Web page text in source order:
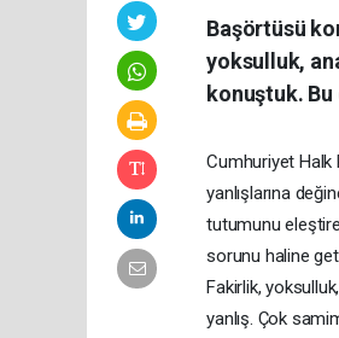
Başörtüsü
yoksulluk,
konuştuk.
Cumhuriyet Halk
yanlışlarına
tutumunu
sorunu haline
Fakirlik,
yanlış. Çok